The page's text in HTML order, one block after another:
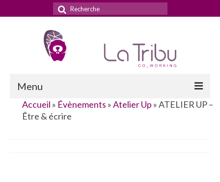
Rechercher
:
Menu
Accueil
Accueil » Évènements »Atelier Up »ATELIER UP –
Être & écrire